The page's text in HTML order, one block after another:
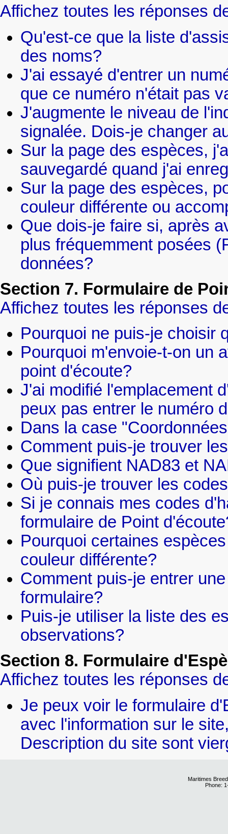
Affichez toutes les réponses
Qu'est-ce que la liste
des noms?
J'ai essayé d'entrer un
que ce numéro n'était pas
J'augmente le niveau de
signalée. Dois-je changer
Sur la page des espèces,
sauvegardé quand j'ai
Sur la page des espèces,
couleur différente ou
Que dois-je faire si, après
plus fréquemment posées
données?
Section 7. Formulaire de
Affichez toutes les réponses
Pourquoi ne puis-je choisir
Pourquoi m'envoie-t-on un
point d'écoute?
J'ai modifié l'emplacement
peux pas entrer le numéro
Dans la case
Comment puis-je trouver
Que signifient NAD83 et
Où puis-je trouver les
Si je connais mes codes
formulaire de Point
Pourquoi certaines
couleur différente?
Comment puis-je entrer
formulaire?
Puis-je utiliser la liste des
observations?
Section 8. Formulaire
Affichez toutes les réponses
Je peux voir le formulaire
avec l'information sur le
Description du site sont
Maritimes
Phone: